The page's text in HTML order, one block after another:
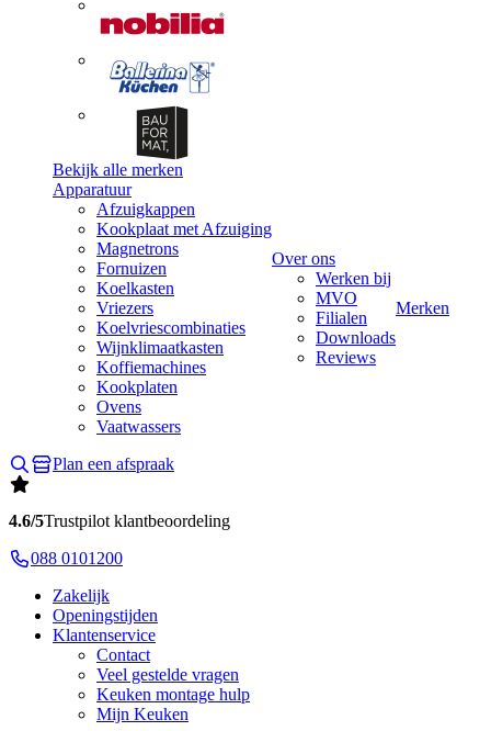
Bekijk alle merken
Apparatuur
Afzuigkappen
Kookplaat met Afzuiging
Magnetrons
Fornuizen
Koelkasten
Vriezers
Koelvriescombinaties
Wijnklimaatkasten
Koffiemachines
Kookplaten
Ovens
Vaatwassers
Over ons
Werken bij
MVO
Filialen
Downloads
Reviews
Merken
Plan een afspraak
4.6/5Trustpilot klantbeoordeling
088 0101200
Zakelijk
Openingstijden
Klantenservice
Contact
Veel gestelde vragen
Keuken montage hulp
Mijn Keuken